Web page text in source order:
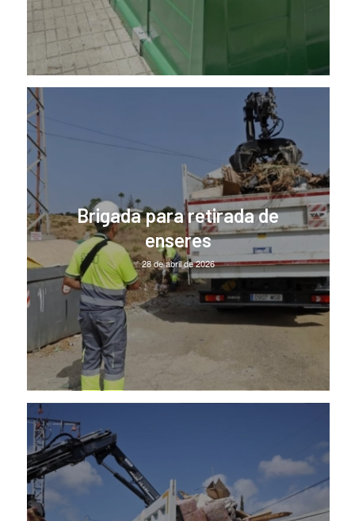
Brigada para retirada de
enseres
28 de abril de 2026